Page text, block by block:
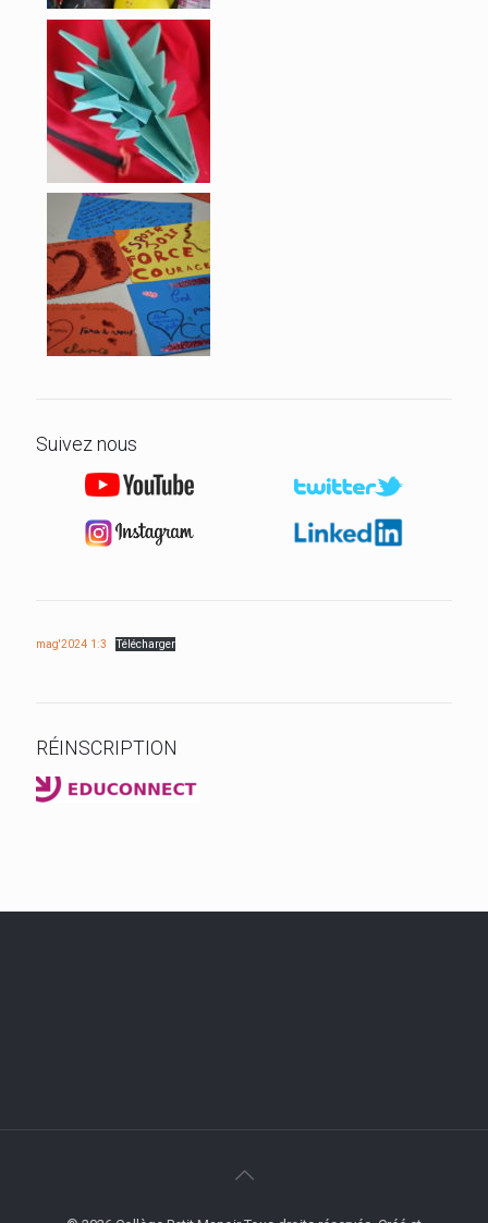
Suivez nous
mag'2024 1:3 Télécharger
RÉINSCRIPTION